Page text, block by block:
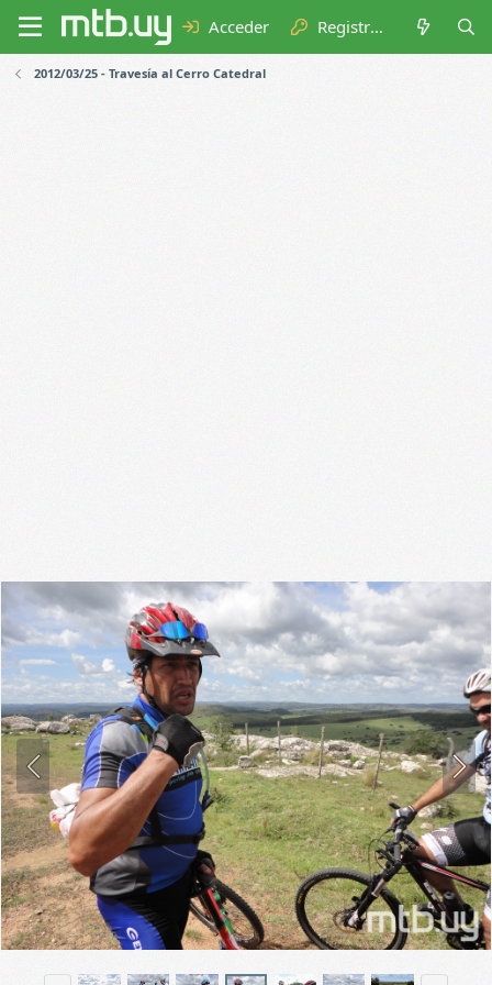
Acceder Registrarse
2012/03/25 - Travesía al Cerro Catedral